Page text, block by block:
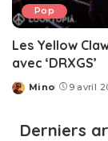
Pop
Les Yellow
avec ‘DRXGS’
Posted
Mino 9 avril
Derniers